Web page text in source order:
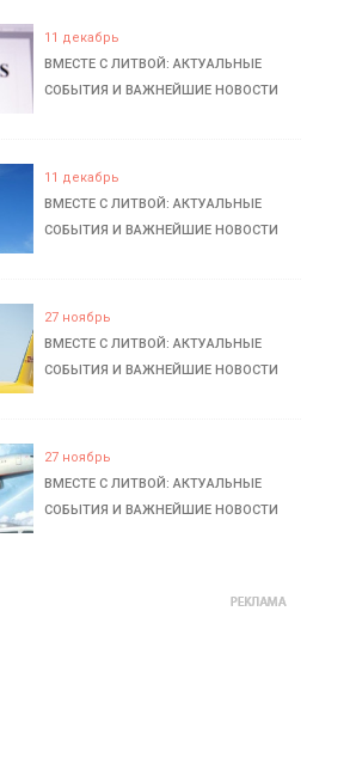
11 декабрь
ВМЕСТЕ С ЛИТВОЙ: АКТУАЛЬНЫЕ
СОБЫТИЯ И ВАЖНЕЙШИЕ НОВОСТИ
11 декабрь
ВМЕСТЕ С ЛИТВОЙ: АКТУАЛЬНЫЕ
СОБЫТИЯ И ВАЖНЕЙШИЕ НОВОСТИ
27 ноябрь
ВМЕСТЕ С ЛИТВОЙ: АКТУАЛЬНЫЕ
СОБЫТИЯ И ВАЖНЕЙШИЕ НОВОСТИ
27 ноябрь
ВМЕСТЕ С ЛИТВОЙ: АКТУАЛЬНЫЕ
СОБЫТИЯ И ВАЖНЕЙШИЕ НОВОСТИ